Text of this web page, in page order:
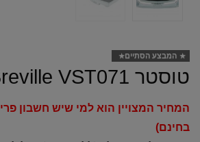
המבצע הסתיים
טוסטר Breville VST071
המחיר המצויין הוא למי שיש חשבון
בחינם)